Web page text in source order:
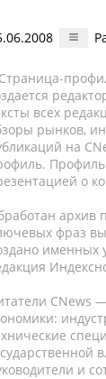
всех
рынков,
на
о
архив
фраз
именных
CNews
и